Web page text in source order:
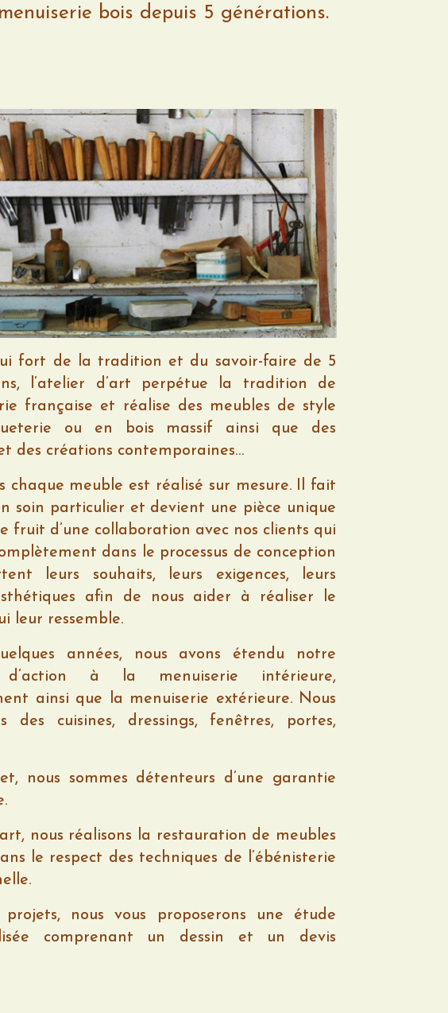
bois depuis 5 générations.
fort de la tradition et du savoir-faire de 5
l’atelier d’art perpétue la tradition de
française et réalise des meubles de style
ou en bois massif ainsi que des
des créations contemporaines…
chaque meuble est réalisé sur mesure. Il fait
soin particulier et devient une pièce unique
fruit d’une collaboration avec nos clients qui
dans le processus de conception
leurs souhaits, leurs exigences, leurs
afin de nous aider à réaliser le
leur ressemble.
années, nous avons étendu notre
d’action à la menuiserie intérieure,
ainsi que la menuiserie extérieure. Nous
des cuisines, dressings, fenêtres, portes,
nous sommes détenteurs d’une garantie
nous réalisons la restauration de meubles
le respect des techniques de l’ébénisterie
projets, nous vous proposerons une étude
comprenant un dessin et un devis